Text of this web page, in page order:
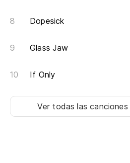
Dopesick
Glass Jaw
If Only
Ver todas las canciones